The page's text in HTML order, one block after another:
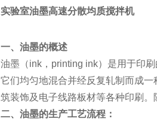
实验室油墨高速分散均质搅拌机
一、油墨的概述
油墨（ink，printing ink）是用于印
它们均匀地混合并经反复轧制而成
筑装饰及电子线路板材等各种印刷。
二、油墨的生产工艺流程：